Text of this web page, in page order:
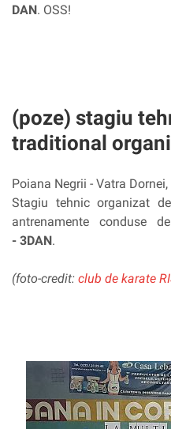
DAN. OSS!
(poze) stagiu
traditional
Poiana Negrii - Vatra
Stagiu tehnic organizat
antrenamente conduse
- 3DAN.
(foto-credit: club de karate